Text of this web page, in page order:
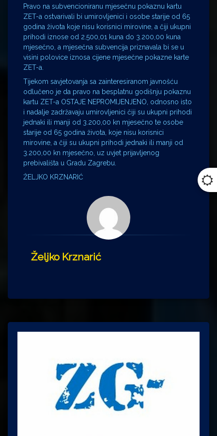
Pravo na subvencioniranu mjesečnu pokaznu kartu
ZET-a ostvarivali bi umirovljenici i osobe starije od 65
godina života koje nisu korisnici mirovine, a čiji ukupni
prihodi iznose od 2.500,01 kuna do 3.200,00 kuna
mjesečno, a mjesečna subvencija priznavala bi se u
visini polovice iznosa cijene mjesečne pokazne karte
ZET-a.
Tijekom savjetovanja sa zainteresiranom javnošću
odlučeno je da pravo na besplatnu godišnju pokaznu
kartu ZET-a OSTAJE NEPROMIJENJENO, odnosno isto
i nadalje zadržavaju umirovljenici čiji su ukupni prihodi
jednaki ili manji od 3.200,00 kn mjesečno te osobe
starije od 65 godina života, koje nisu korisnici
mirovine, a čiji su ukupni prihodi jednaki ili manji od
3.200,00 kn mjesečno, uz uvjet prijavljenog
prebivališta u Gradu Zagrebu.
ŽELJKO KRZNARIĆ
Željko Krznarić